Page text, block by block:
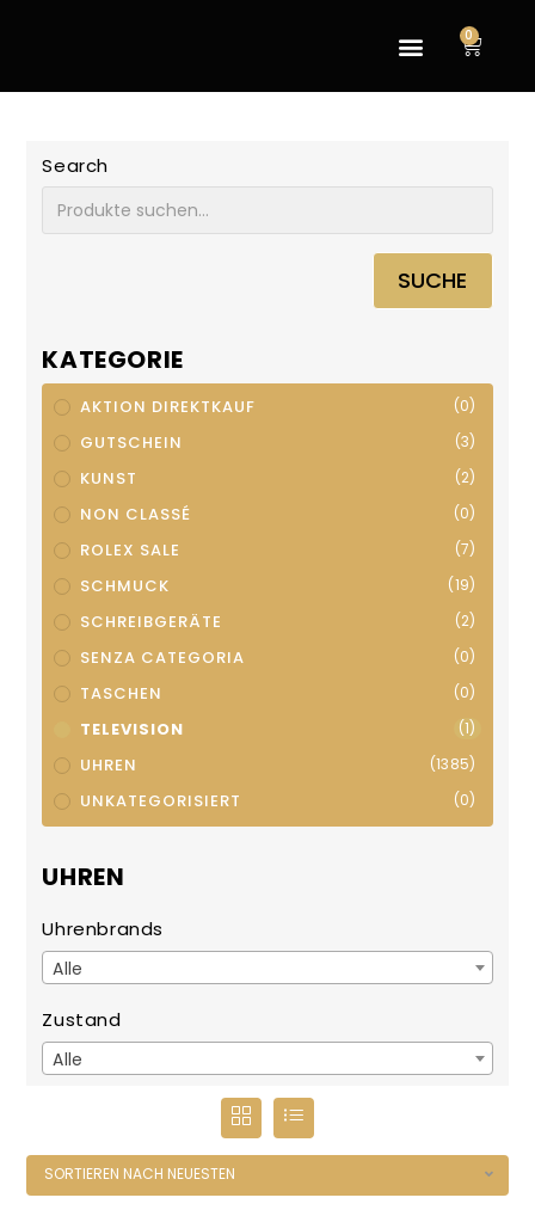
0
Search
SUCHE
KATEGORIE
AKTION DIREKTKAUF (0)
GUTSCHEIN (3)
KUNST (2)
NON CLASSÉ (0)
ROLEX SALE (7)
SCHMUCK (19)
SCHREIBGERÄTE (2)
SENZA CATEGORIA (0)
TASCHEN (0)
TELEVISION (1)
UHREN (1385)
UNKATEGORISIERT (0)
UHREN
Uhrenbrands
Alle
Zustand
Alle
SORTIEREN NACH NEUESTEN